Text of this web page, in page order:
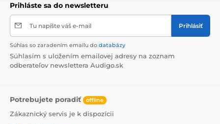
Prihláste sa do newsletteru
Tu napíšte váš e-mail Prihlásiť
Súhlas so zaradením emailu do databázy
Súhlasím s uložením emailovej adresy na zoznam
odberateľov newslettera Audigo.sk
Potrebujete poradiť offline
Zákaznický servis je k dispozícii